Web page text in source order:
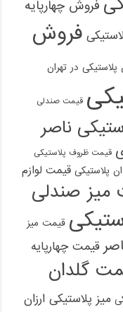
فروش چهارپایه
فروش
در تهران
قیمت صندلی
ناصر
قیمت ظروف پلاستیکی
پلاستیکی قیمت لوازم
میز صندلی
قیمت میز
قیمت چهارپایه
گلدان
میز پلاستیکی ارزان